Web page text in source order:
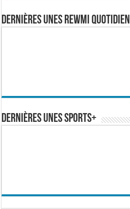
Dernières Unes Rewmi Quotidien
Dernières Unes Sports+